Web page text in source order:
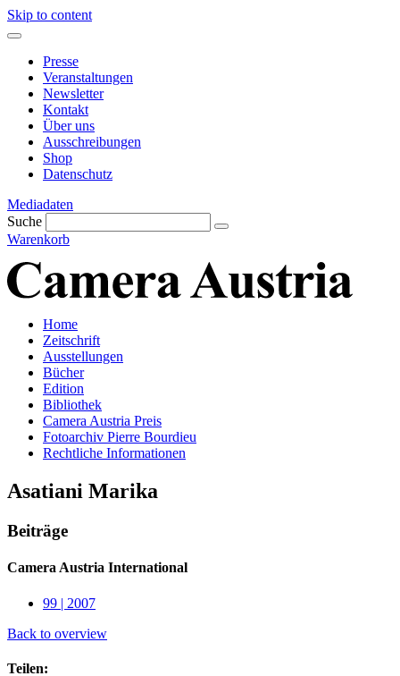
Skip to content
Presse
Veranstaltungen
Newsletter
Kontakt
Über uns
Ausschreibungen
Shop
Datenschutz
Mediadaten
Suche
Warenkorb
Home
Zeitschrift
Ausstellungen
Bücher
Edition
Bibliothek
Camera Austria Preis
Fotoarchiv Pierre Bourdieu
Rechtliche Informationen
Asatiani Marika
Beiträge
Camera Austria International
99 | 2007
Back to overview
Teilen: